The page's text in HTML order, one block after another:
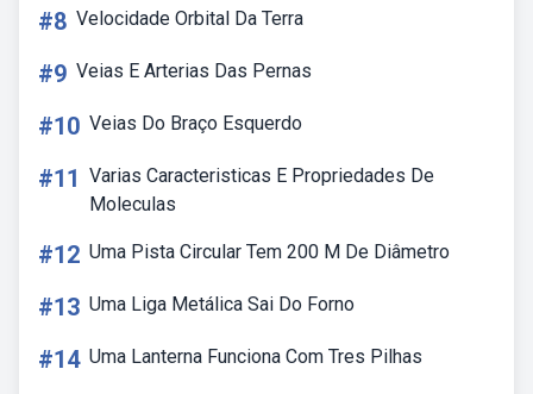
#8 Velocidade Orbital Da Terra
#9 Veias E Arterias Das Pernas
#10 Veias Do Braço Esquerdo
#11 Varias Caracteristicas E Propriedades De
Moleculas
#12 Uma Pista Circular Tem 200 M De Diâmetro
#13 Uma Liga Metálica Sai Do Forno
#14 Uma Lanterna Funciona Com Tres Pilhas